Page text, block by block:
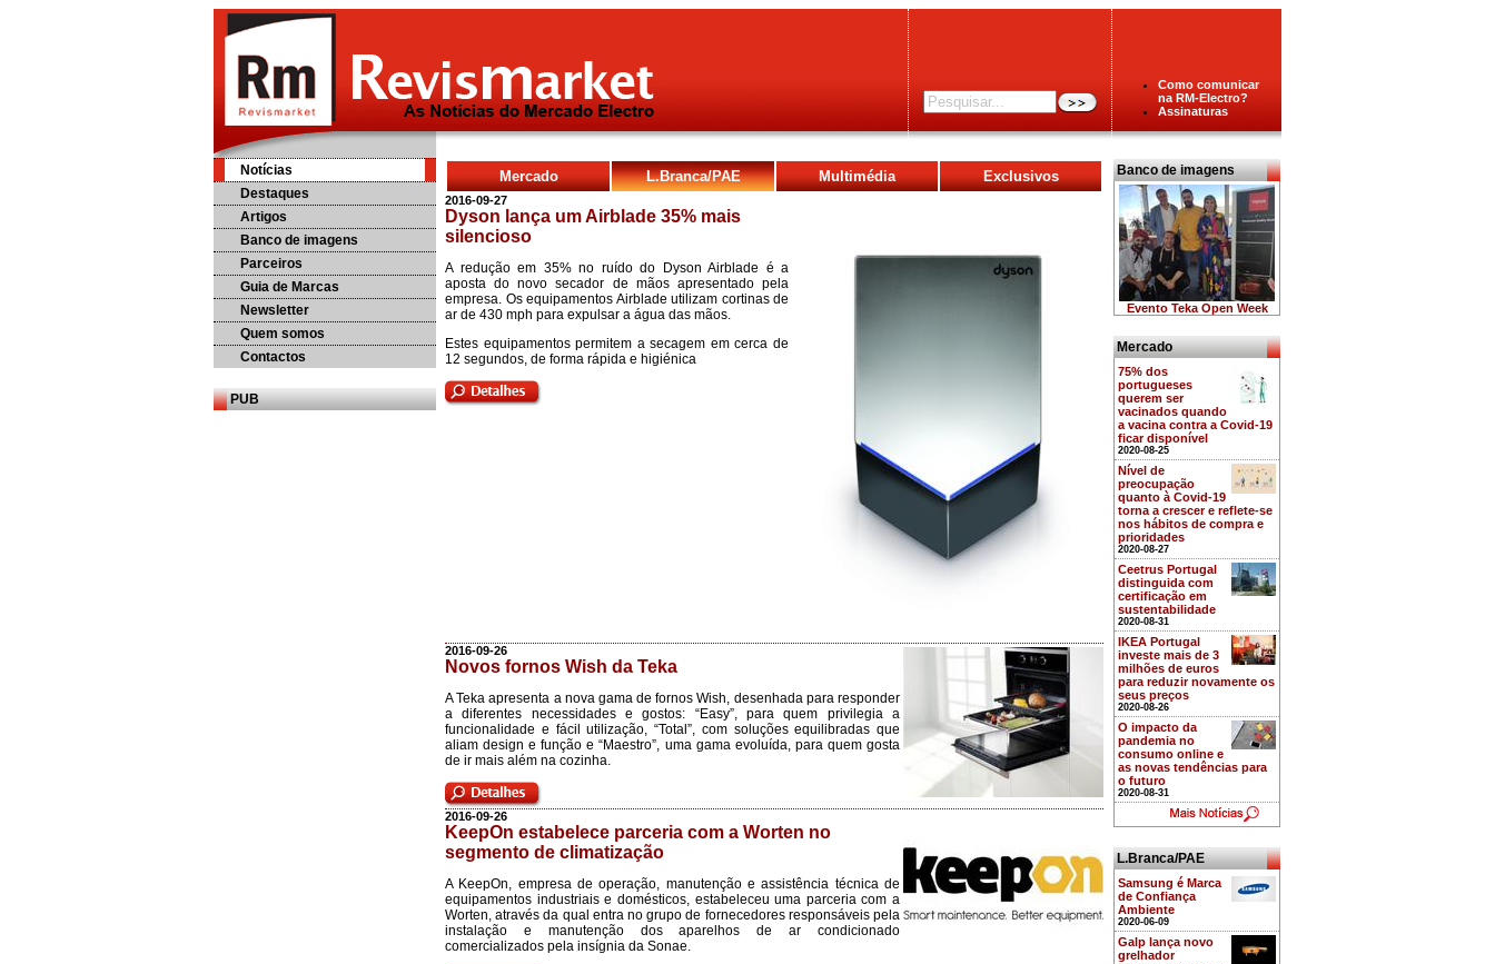
Como comunicar
na RM-Electro?
Assinaturas
Notícias
Destaques
Artigos
Banco de imagens
Parceiros
Guia de Marcas
Newsletter
Quem somos
Contactos
PUB
Mercado L.Branca/PAE Multimédia Exclusivos
2016-09-27
Dyson lança um Airblade 35% mais
silencioso
A redução em 35% no ruído do Dyson Airblade é a
aposta do novo secador de mãos apresentado pela
empresa. Os equipamentos Airblade utilizam cortinas de
ar de 430 mph para expulsar a água das mãos.
Estes equipamentos permitem a secagem em cerca de
12 segundos, de forma rápida e higiénica
2016-09-26
Novos fornos Wish da Teka
A Teka apresenta a nova gama de fornos Wish, desenhada para responder
a diferentes necessidades e gostos: “Easy”, para quem privilegia a
funcionalidade e fácil utilização, “Total”, com soluções equilibradas que
aliam design e função e “Maestro”, uma gama evoluída, para quem gosta
de ir mais além na cozinha.
2016-09-26
KeepOn estabelece parceria com a Worten no
segmento de climatização
A KeepOn, empresa de operação, manutenção e assistência técnica de
equipamentos industriais e domésticos, estabeleceu uma parceria com a
Worten, através da qual entra no grupo de fornecedores responsáveis pela
instalação e manutenção dos aparelhos de ar condicionado
comercializados pela insígnia da Sonae.
Banco de imagens
Evento Teka Open Week
Mercado
75% dos
portugueses
querem ser
vacinados quando
a vacina contra a Covid-19
ficar disponível
2020-08-25
Nível de
preocupação
quanto à Covid-19
torna a crescer e reflete-se
nos hábitos de compra e
prioridades
2020-08-27
Ceetrus Portugal
distinguida com
certificação em
sustentabilidade
2020-08-31
IKEA Portugal
investe mais de 3
milhões de euros
para reduzir novamente os
seus preços
2020-08-26
O impacto da
pandemia no
consumo online e
as novas tendências para
o futuro
2020-08-31
L.Branca/PAE
Samsung é Marca
de Confiança
Ambiente
2020-06-09
Galp lança novo
grelhador